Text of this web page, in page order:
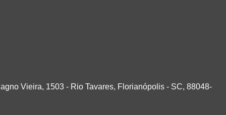
Vieira, 1503 - Rio Tavares, Florianópolis - SC, 88048-